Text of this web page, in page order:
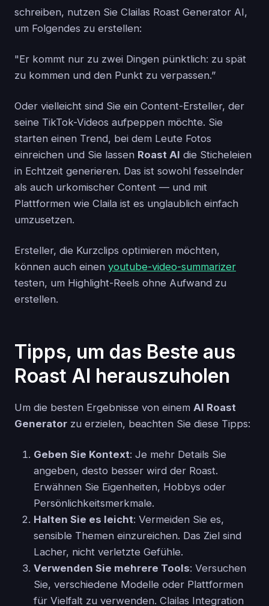
schreiben, nutzen Sie Clailas Roast Generator AI,
um Folgendes zu erstellen:
"Er kommt nur zu zwei Dingen pünktlich: zu spät
zu kommen und den Punkt zu verpassen.”
Oder vielleicht sind Sie ein Content-Ersteller, der
seine TikTok-Videos aufpeppen möchte. Sie
starten einen Trend, bei dem Leute Fotos
einreichen und Sie lassen Roast AI die Sticheleien
in Echtzeit generieren. Das ist sowohl fesselnder
als auch urkomischer Content — und mit
Plattformen wie Claila ist es unglaublich einfach
umzusetzen.
Ersteller, die Kurzclips optimieren möchten,
können auch einen youtube-video-summarizer
testen, um Highlight-Reels ohne Aufwand zu
erstellen.
Tipps, um das Beste aus
Roast AI herauszuholen
Um die besten Ergebnisse von einem AI Roast
Generator zu erzielen, beachten Sie diese Tipps:
Geben Sie Kontext: Je mehr Details Sie
angeben, desto besser wird der Roast.
Erwähnen Sie Eigenheiten, Hobbys oder
Persönlichkeitsmerkmale.
Halten Sie es leicht: Vermeiden Sie es,
sensible Themen einzureichen. Das Ziel sind
Lacher, nicht verletzte Gefühle.
Verwenden Sie mehrere Tools: Versuchen
Sie, verschiedene Modelle oder Plattformen
für Vielfalt zu verwenden. Clailas Integration